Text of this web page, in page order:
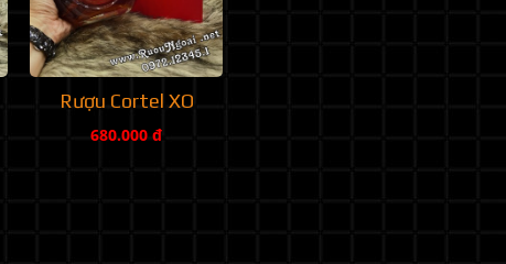
Rượu Cortel XO
680.000 đ